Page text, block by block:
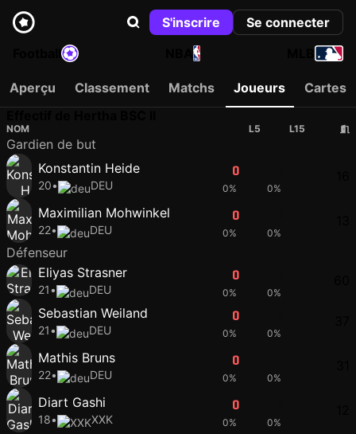
S'inscrire
Se connecter
NBA
Aperçu Classement Matchs Joueurs
Cartes
NOM L5 L15
Gardien de but
Konstantin Heide
20• DEU
0
0% 0%
Maximilian Mohwinkel
22• DEU
0
0% 0%
Défenseur
Eliyas Strasner
21• DEU
0
0% 0%
Sebastian Weiland
21• DEU
0
0% 0%
Mathis Bruns
22• DEU
0
0% 0%
Diart Gashi
18• XXK
0
0% 0%